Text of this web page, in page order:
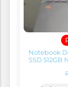
Notebook
SSD 512GB